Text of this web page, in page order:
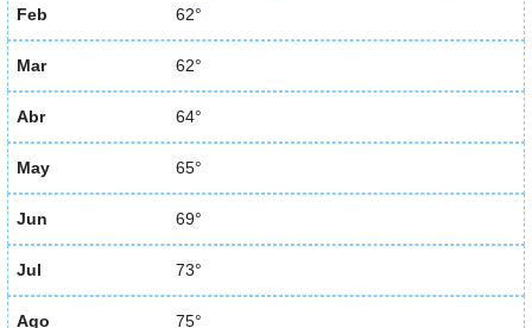
Feb 62°
Mar 62°
Abr 64°
May 65°
Jun 69°
Jul 73°
Ago 75°